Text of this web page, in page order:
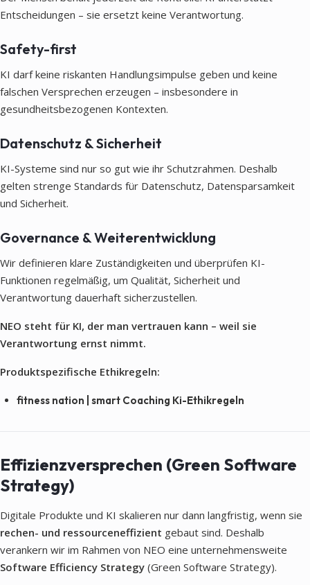
Entscheidungen – sie ersetzt keine Verantwortung.
Safety-first
KI darf keine riskanten Handlungsimpulse geben und keine
falschen Versprechen erzeugen – insbesondere in
gesundheitsbezogenen Kontexten.
Datenschutz & Sicherheit
KI-Systeme sind nur so gut wie ihr Schutzrahmen. Deshalb
gelten strenge Standards für Datenschutz, Datensparsamkeit
und Sicherheit.
Governance & Weiterentwicklung
Wir definieren klare Zuständigkeiten und überprüfen KI-
Funktionen regelmäßig, um Qualität, Sicherheit und
Verantwortung dauerhaft sicherzustellen.
NEO steht für KI, der man vertrauen kann – weil sie
Verantwortung ernst nimmt.
Produktspezifische Ethikregeln:
fitness nation | smart Coaching Ki-Ethikregeln
Effizienzversprechen (Green Software
Strategy)
Digitale Produkte und KI skalieren nur dann langfristig, wenn sie
rechen- und ressourceneffizient gebaut sind. Deshalb
verankern wir im Rahmen von NEO eine unternehmensweite
Software Efficiency Strategy (Green Software Strategy).